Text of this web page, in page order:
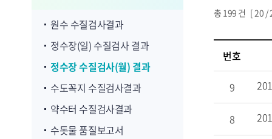
원수 수질검사결과
정수장(일) 수질검사 결과
정수장 수질검사(월) 결과
수도꼭지 수질검사결과
약수터 수질검사결과
수돗물 품질보고서
총 199 건 [20 /
번호
9
8